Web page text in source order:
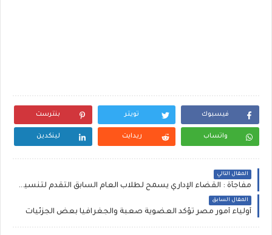
فيسبوك تويتر بنترست
واتساب ريدايت لينكدين
المقال التالي
مفاجأة : القضاء الإداري يسمح لطلاب العام السابق التقدم لتنسيق هذا العام
المقال السابق
أولياء أمور مصر تؤكد العضوية صعبة والجغرافيا بعض الجزئيات